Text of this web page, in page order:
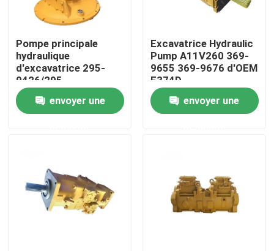
Maison
Au sujet de nous
Pompe principale
hydraulique
d'excavatrice 295-
9426/295-
9663/K5V212 E345B
E345D envoyer une
Excavatrice Hydraulic
Pump A11V260 369-
9655 369-9676 d'OEM
E374D
envoyer une